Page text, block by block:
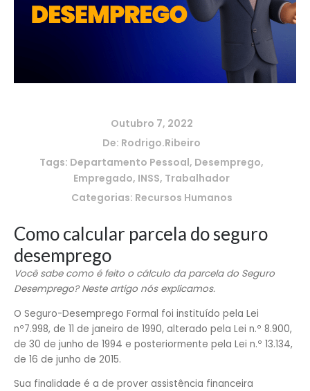
Outubro 7, 2022
De: Rodrigo.ribeiro
Tags: Departamento Pessoal, Desemprego,
Empregado, INSS, Trabalhador
Categorias: Recursos Humanos
Como calcular parcela do seguro
desemprego
Você sabe como é feito o cálculo da parcela do Seguro
Desemprego? Neste artigo nós explicamos.
O Seguro-Desemprego Formal foi instituído pela Lei
nº7.998, de 11 de janeiro de 1990, alterado pela Lei n.º 8.900,
de 30 de junho de 1994 e posteriormente pela Lei n.º 13.134,
de 16 de junho de 2015.
Sua finalidade é a de prover assistência financeira